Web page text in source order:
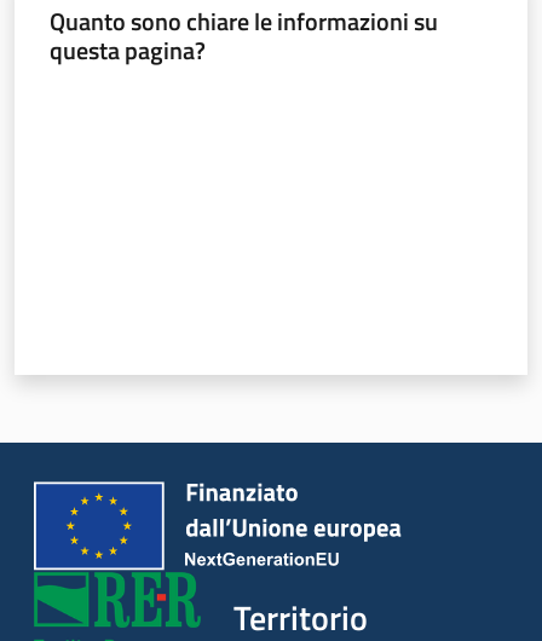
Territorio
Quanto sono chiare le informazioni su
questa pagina?
Territorio